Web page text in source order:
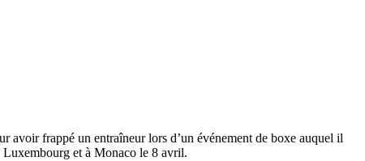
avoir frappé un entraîneur lors d’un événement de boxe auquel il
Luxembourg et à Monaco le 8 avril.